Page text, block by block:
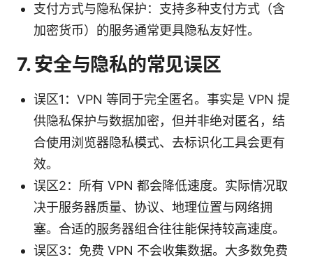
支付方式与隐私保护：支持多种支付方式（含
加密货币）的服务通常更具隐私友好性。
7. 安全与隐私的常见误区
误区1：VPN 等同于完全匿名。事实是 VPN 提
供隐私保护与数据加密，但并非绝对匿名，结
合使用浏览器隐私模式、去标识化工具会更有
效。
误区2：所有 VPN 都会降低速度。实际情况取
决于服务器质量、协议、地理位置与网络拥
塞。合适的服务器组合往往能保持较高速度。
误区3：免费 VPN 不会收集数据。大多数免费